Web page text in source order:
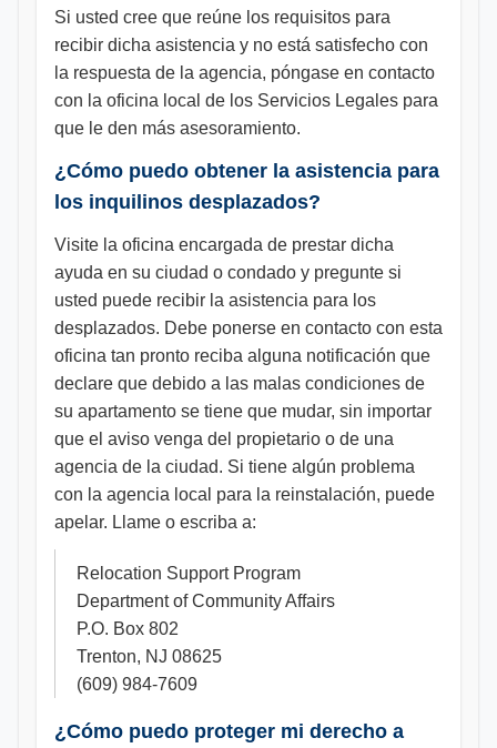
Si usted cree que reúne los requisitos para
recibir dicha asistencia y no está satisfecho con
la respuesta de la agencia, póngase en contacto
con la oficina local de los Servicios Legales para
que le den más asesoramiento.
¿Cómo puedo obtener la asistencia para
los inquilinos desplazados?
Visite la oficina encargada de prestar dicha
ayuda en su ciudad o condado y pregunte si
usted puede recibir la asistencia para los
desplazados. Debe ponerse en contacto con esta
oficina tan pronto reciba alguna notificación que
declare que debido a las malas condiciones de
su apartamento se tiene que mudar, sin importar
que el aviso venga del propietario o de una
agencia de la ciudad. Si tiene algún problema
con la agencia local para la reinstalación, puede
apelar. Llame o escriba a:
Relocation Support Program
Department of Community Affairs
P.O. Box 802
Trenton, NJ 08625
(609) 984-7609
¿Cómo puedo proteger mi derecho a